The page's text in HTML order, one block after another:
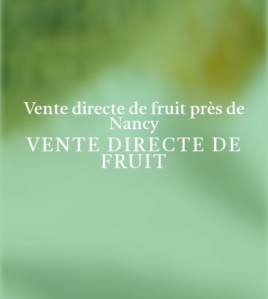
Vente directe de fruit près de
Nancy
VENTE DIRECTE DE
FRUIT